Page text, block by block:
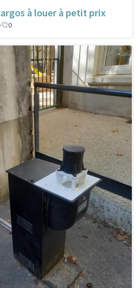
à louer à petit prix
0